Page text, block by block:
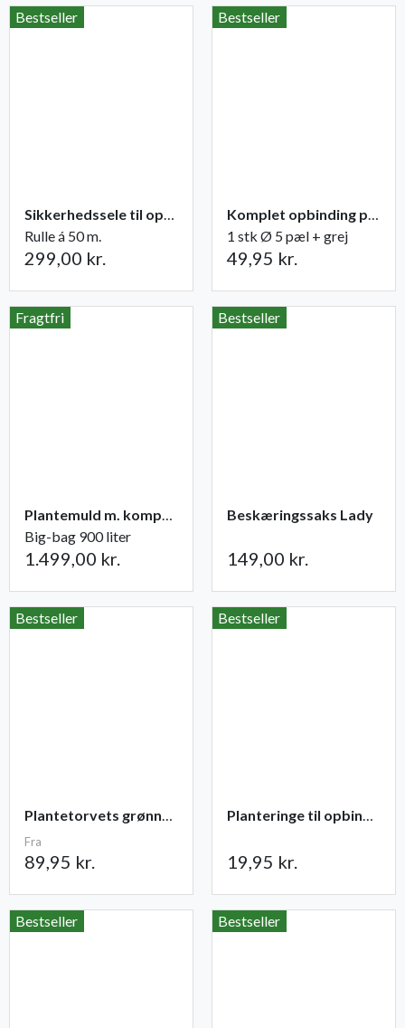
Bestseller
Sikkerhedssele til opbinding
Rulle á 50 m.
299,00 kr.
Bestseller
Komplet opbinding pæl + grej til træer
1 stk Ø 5 pæl + grej
49,95 kr.
Fragtfri
Plantemuld m. kompost fra Champost
Big-bag 900 liter
1.499,00 kr.
Bestseller
Beskæringssaks Lady
149,00 kr.
Bestseller
Plantetorvets grønne vandingspose 75 liter
Fra
89,95 kr.
Bestseller
Planteringe til opbinding 30 stk
19,95 kr.
Bestseller Bestseller